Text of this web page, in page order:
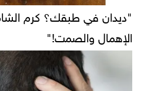
"ديدان في طبقك؟ كرم
الإهمال والصمت!"